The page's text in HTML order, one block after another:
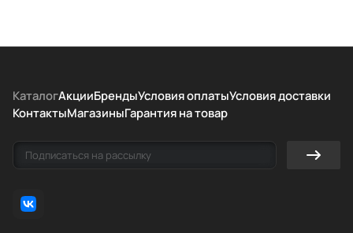
КаталогАкцииБрендыУсловия оплатыУсловия доставки
КонтактыМагазиныГарантия на товар